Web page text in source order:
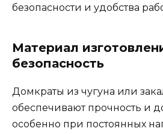
безопасности и удобства
Материал
безопасность
Домкраты из чугуна или
обеспечивают прочность и
особенно при постоянных